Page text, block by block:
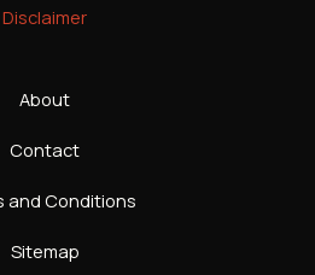
Disclaimer
About
Contact
and Conditions
Sitemap